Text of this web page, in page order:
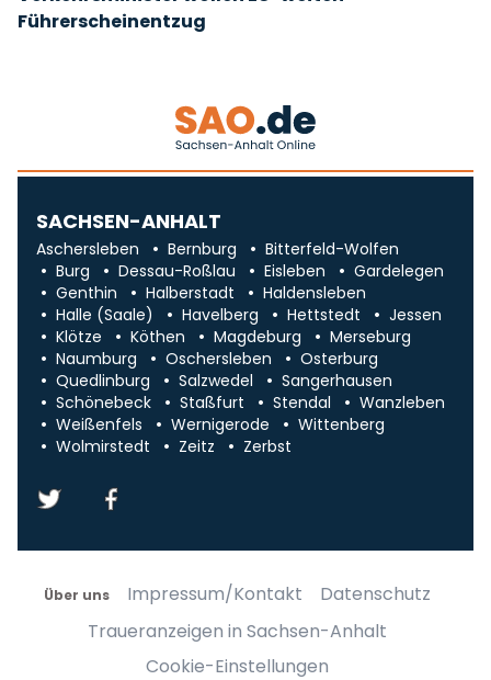
Führerscheinentzug
SACHSEN-ANHALT
Aschersleben Bernburg
Bitterfeld-Wolfen
Burg
Dessau-Roßlau Eisleben
Gardelegen
Genthin
Halberstadt
Haldensleben
Halle (Saale)
Havelberg Hettstedt
Jessen
Klötze
Köthen Magdeburg
Merseburg
Naumburg
Oschersleben
Osterburg
Quedlinburg
Salzwedel
Sangerhausen
Schönebeck
Staßfurt Stendal
Wanzleben
Weißenfels
Wernigerode
Wittenberg
Wolmirstedt
Zeitz Zerbst
Über uns Impressum/Kontakt
Datenschutz
Traueranzeigen in Sachsen-Anhalt
Cookie-Einstellungen